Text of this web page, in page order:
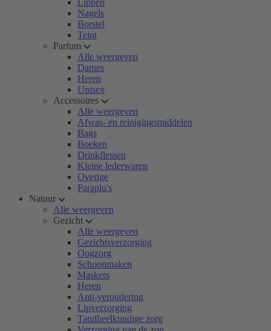
Lippen
Nagels
Borstel
Teint
Parfum
Alle weergeven
Dames
Heren
Unisex
Accessoires
Alle weergeven
Afwas- en reinigingsmiddelen
Bags
Boeken
Drinkflessen
Kleine lederwaren
Overige
Paraplu's
Natuur
Alle weergeven
Gezicht
Alle weergeven
Gezichtsverzorging
Oogzorg
Schoonmaken
Maskers
Heren
Anti-veroudering
Lipverzorging
Tandheelkundige zorg